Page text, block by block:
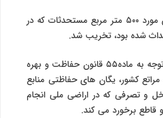
وی ادامه داد: در این مورد ۵۰۰ متر مربع مستحدثات که در
شده بود، تخریب شد.
احمدی اظهار کرد: با توجه به ماده۵۵ قانون حفاظت و بهره
کشور، یگان های حفاظتی منابع
و تصرفی که در اراضی ملی انجام
برخورد می کند.